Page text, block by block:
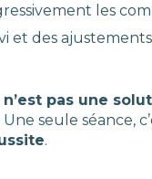
les
et des
n’est pas une
seule séance,
.